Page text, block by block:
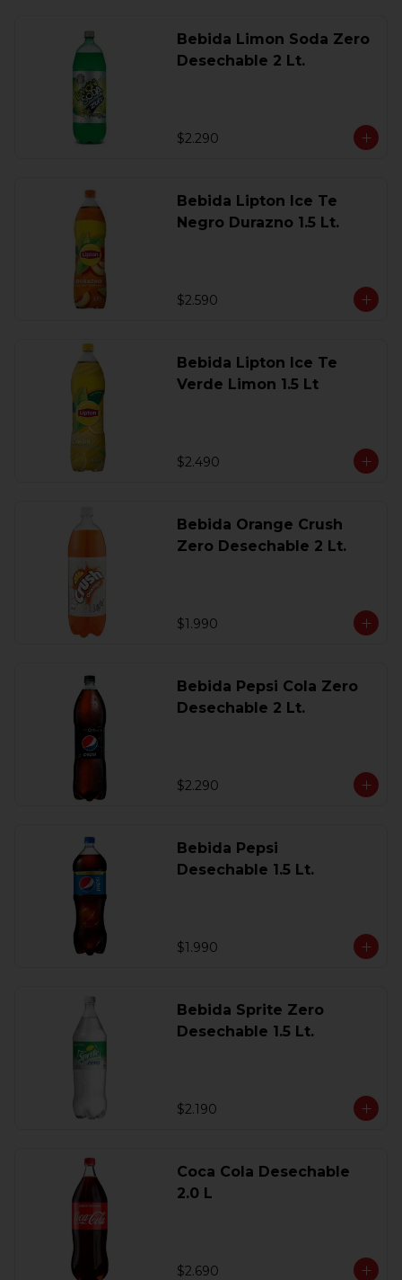
Bebida Limon Soda Zero
Desechable 2 Lt.
$2.290
Bebida Lipton Ice Te
Negro Durazno 1.5 Lt.
$2.590
Bebida Lipton Ice Te
Verde Limon 1.5 Lt
$2.490
Bebida Orange Crush
Zero Desechable 2 Lt.
$1.990
Bebida Pepsi Cola Zero
Desechable 2 Lt.
$2.290
Bebida Pepsi
Desechable 1.5 Lt.
$1.990
Bebida Sprite Zero
Desechable 1.5 Lt.
$2.190
Coca Cola Desechable
2.0 L
$2.690